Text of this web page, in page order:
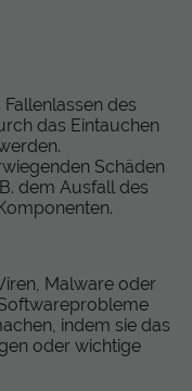
des
das Eintauchen
Schäden
dem Ausfall des
Malware oder
indem sie das
oder wichtige